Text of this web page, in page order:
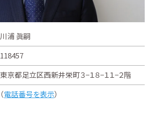
川浦 眞嗣
118457
東京都足立区西新井栄町３−１８−１１−２階
（電話番号を表示）